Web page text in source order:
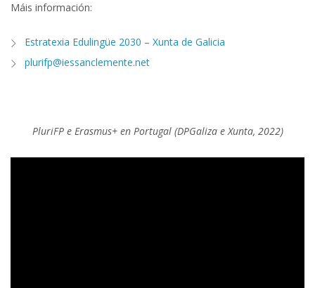
Máis información:
Estratexia Edulingüe 2030 – Xunta de Galicia
plurifp@iessanclemente.net
PluriFP e Erasmus+ en Portugal (DPGaliza e Xunta, 2022)